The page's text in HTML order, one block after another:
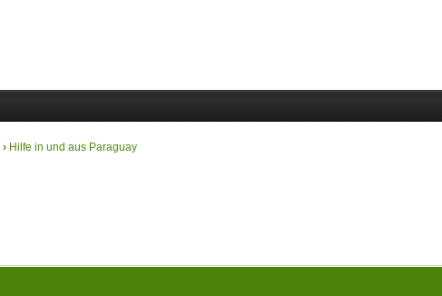
› Hilfe in und aus Paraguay